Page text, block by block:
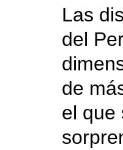
Las
del
de
el que